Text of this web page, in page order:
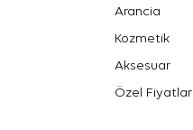
Arancia
Kozmetik
Aksesuar
Özel Fiyatlar